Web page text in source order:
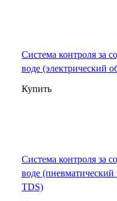
Система контроля за
воде (электрический
Купить
Система контроля за
воде
TDS)